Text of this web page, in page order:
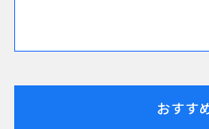
おすす